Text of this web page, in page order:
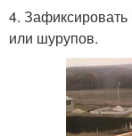
4.
или шурупов.